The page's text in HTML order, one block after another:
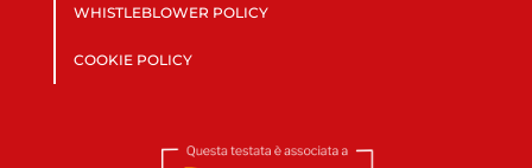
WHISTLEBLOWER POLICY
COOKIE POLICY